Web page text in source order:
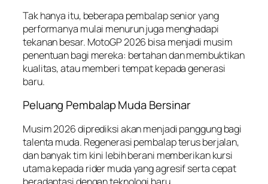
Tak hanya itu, beberapa pembalap senior yang
performanya mulai menurun juga menghadapi
tekanan besar. MotoGP 2026 bisa menjadi musim
penentuan bagi mereka: bertahan dan membuktikan
kualitas, atau memberi tempat kepada generasi
baru.
Peluang Pembalap Muda Bersinar
Musim 2026 diprediksi akan menjadi panggung bagi
talenta muda. Regenerasi pembalap terus berjalan,
dan banyak tim kini lebih berani memberikan kursi
utama kepada rider muda yang agresif serta cepat